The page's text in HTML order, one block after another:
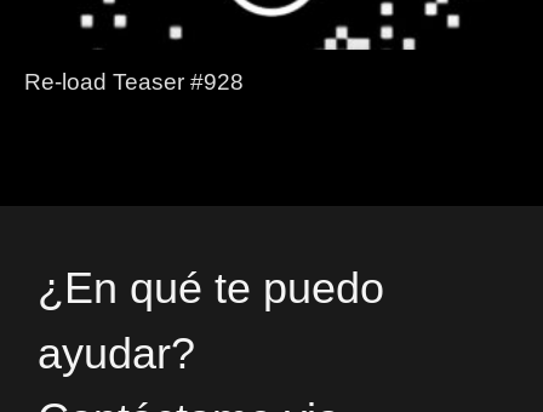
Re-load Teaser #928
¿En qué te puedo
ayudar?